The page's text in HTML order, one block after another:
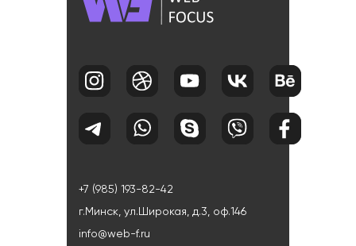
+7 (985) 193-82-42
г.Минск, ул.Широкая, д.3, оф.146
info@web-f.ru